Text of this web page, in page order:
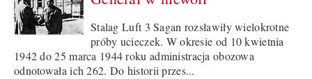
Stalag Luft 3 Sagan rozsławiły wielokrotne
próby ucieczek. W okresie od 10 kwietnia
1942 do 25 marca 1944 roku administracja obozowa
odnotowała ich 262. Do historii przes...